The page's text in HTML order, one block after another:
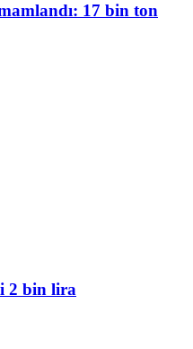
17 bin ton
2 bin lira